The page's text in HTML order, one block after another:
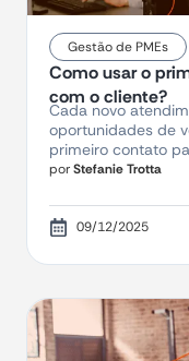
Gestão de PMEs
Como usar o
com o cliente?
Cada novo
oportunidades de
primeiro contato
porStefanie Trotta
09/12/2025